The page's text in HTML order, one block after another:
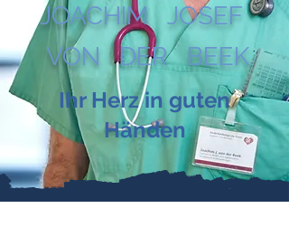
JOACHIM JOSEF
VON DER BEEK
Ihr Herz in guten
Händen